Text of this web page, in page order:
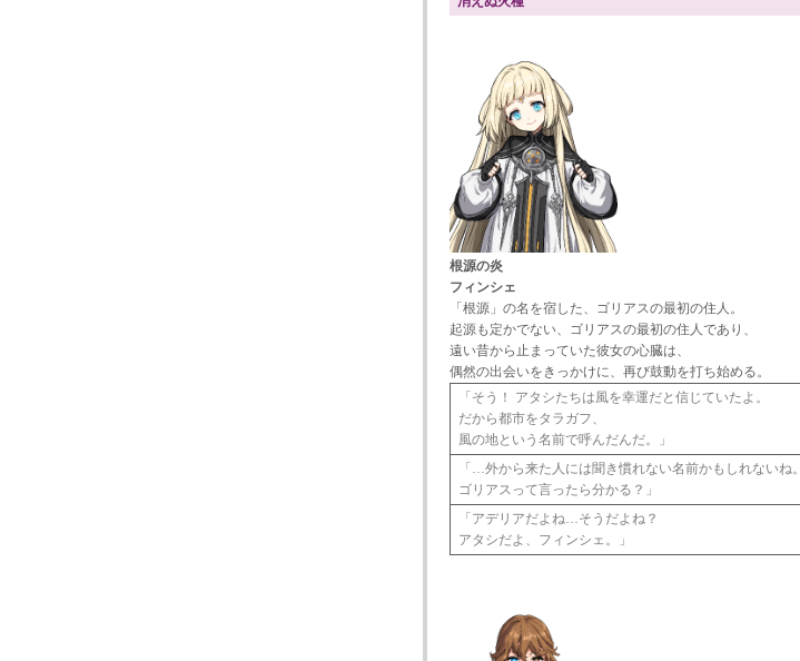
根源の炎
フィンシェ
「根源」の名を宿した、ゴリアスの最初の住人。
起源も定かでない、ゴリアスの最初の住人であり、
遠い昔から止まっていた彼女の心臓は、
偶然の出会いをきっかけに、再び鼓動を打ち始める。
「そう！ アタシたちは風を幸運だと信じていたよ。
だから都市をタラガフ、
風の地という名前で呼んだんだ。」
「…外から来た人には聞き慣れない名前かもしれないね。
ゴリアスって言ったら分かる？」
「アデリアだよね…そうだよね？
アタシだよ、フィンシェ。」